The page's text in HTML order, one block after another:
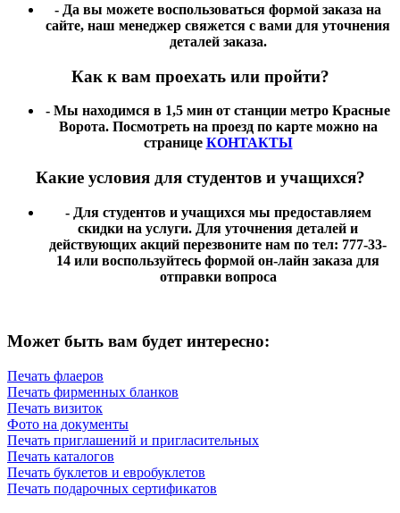
- Да вы можете воспользоваться формой заказа на
сайте, наш менеджер свяжется с вами для уточнения
деталей заказа.
Как к вам проехать или пройти?
- Мы находимся в 1,5 мин от станции метро Красные
Ворота. Посмотреть на проезд по карте можно на
странице КОНТАКТЫ
Какие условия для студентов и учащихся?
- Для студентов и учащихся мы предоставляем
скидки на услуги. Для уточнения деталей и
действующих акций перезвоните нам по тел: 777-33-
14 или воспользуйтесь формой он-лайн заказа для
отправки вопроса
Может быть вам будет интересно:
Печать флаеров
Печать фирменных бланков
Печать визиток
Фото на документы
Печать приглашений и пригласительных
Печать каталогов
Печать буклетов и евробуклетов
Печать подарочных сертификатов